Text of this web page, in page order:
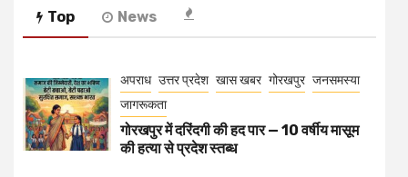
Top News
अपराध उत्तर प्रदेश खास खबर गोरखपुर जनसमस्या
जागरूकता
गोरखपुर में दरिंदगी की हद पार — 10 वर्षीय मासूम
की हत्या से प्रदेश स्तब्ध